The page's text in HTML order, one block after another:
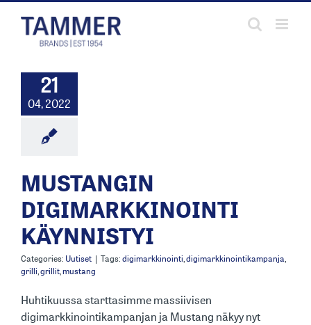
21
04, 2022
MUSTANGIN
DIGIMARKKINOINTI
KÄYNNISTYI
Categories: Uutiset | Tags:digimarkkinointi,digimarkkinointikampanja,
grilli,grillit,mustang
Huhtikuussa starttasimme massiivisen
digimarkkinointikampanjan ja Mustang näkyy nyt